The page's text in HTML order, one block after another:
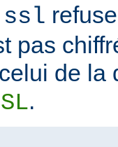
ssl
pas
de la
.